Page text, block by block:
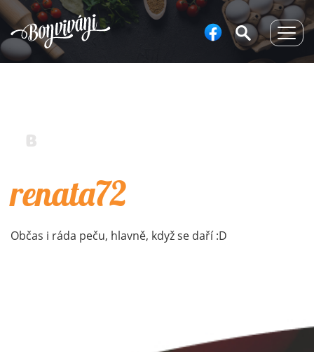
renata72
Občas i ráda peču, hlavně, když se daří :D